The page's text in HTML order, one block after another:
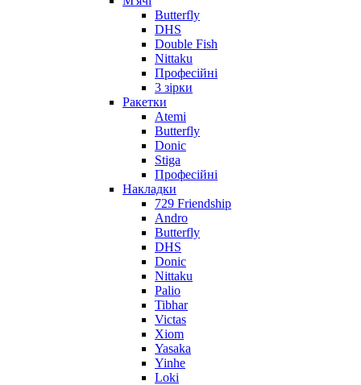
Butterfly
DHS
Double Fish
Nittaku
Професійні
3 зірки
Ракетки
Atemi
Butterfly
Donic
Stiga
Професійні
Накладки
729 Friendship
Andro
Butterfly
DHS
Donic
Nittaku
Palio
Tibhar
Victas
Xiom
Yasaka
Yinhe
Loki